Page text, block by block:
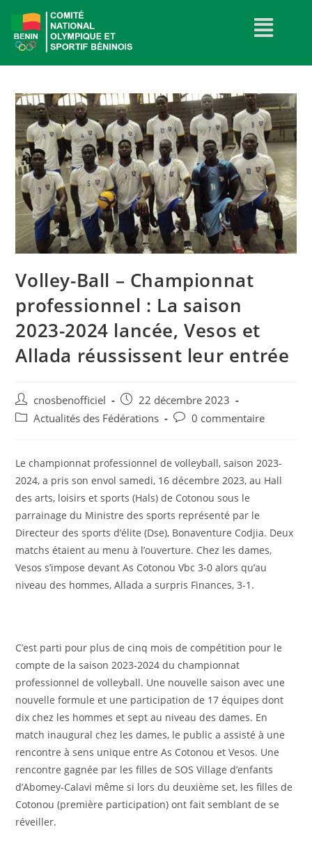
Volley-Ball – Championnat
professionnel : La saison
2023-2024 lancée, Vesos et
Allada réussissent leur entrée
cnosbenofficiel
22 décembre 2023
Actualités des Fédérations
0 commentaire
Le championnat professionnel de volleyball, saison 2023-
2024, a pris son envol samedi, 16 décembre 2023, au Hall
des arts, loisirs et sports (Hals) de Cotonou sous le
parrainage du Ministre des sports représenté par le
Directeur des sports d’élite (Dse), Bonaventure Codjia. Deux
matchs étaient au menu à l’ouverture. Chez les dames,
Vesos s’impose devant As Cotonou Vbc 3-0 alors qu’au
niveau des hommes, Allada a surpris Finances, 3-1.
C’est parti pour plus de cinq mois de compétition pour le
compte de la saison 2023-2024 du championnat
professionnel de volleyball. Une nouvelle saison avec une
nouvelle formule et une participation de 17 équipes dont
dix chez les hommes et sept au niveau des dames. En
match inaugural chez les dames, le public a assisté à une
rencontre à sens unique entre As Cotonou et Vesos. Une
rencontre gagnée par les filles de SOS Village d’enfants
d’Abomey-Calavi même si lors du deuxième set, les filles de
Cotonou (première participation) ont fait semblant de se
réveiller.